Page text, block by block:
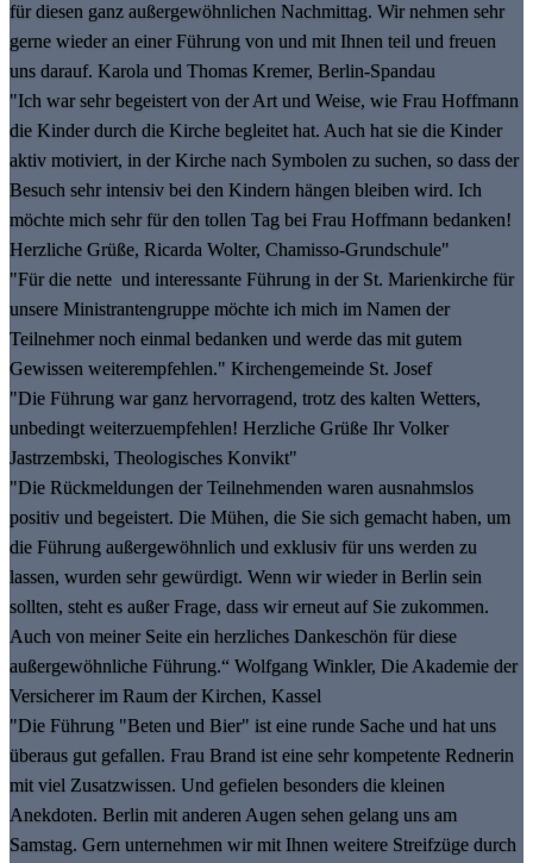
für diesen ganz außergewöhnlichen Nachmittag. Wir nehmen sehr
gerne wieder an einer Führung von und mit Ihnen teil und freuen
uns darauf. Karola und Thomas Kremer, Berlin-Spandau
"Ich war sehr begeistert von der Art und Weise, wie Frau Hoffmann
die Kinder durch die Kirche begleitet hat. Auch hat sie die Kinder
aktiv motiviert, in der Kirche nach Symbolen zu suchen, so dass der
Besuch sehr intensiv bei den Kindern hängen bleiben wird. Ich
möchte mich sehr für den tollen Tag bei Frau Hoffmann bedanken!
Herzliche Grüße, Ricarda Wolter, Chamisso-Grundschule"
"Für die nette und interessante Führung in der St. Marienkirche für
unsere Ministrantengruppe möchte ich mich im Namen der
Teilnehmer noch einmal bedanken und werde das mit gutem
Gewissen weiterempfehlen." Kirchengemeinde St. Josef
"Die Führung war ganz hervorragend, trotz des kalten Wetters,
unbedingt weiterzuempfehlen! Herzliche Grüße Ihr Volker
Jastrzembski, Theologisches Konvikt"
"Die Rückmeldungen der Teilnehmenden waren ausnahmslos
positiv und begeistert. Die Mühen, die Sie sich gemacht haben, um
die Führung außergewöhnlich und exklusiv für uns werden zu
lassen, wurden sehr gewürdigt. Wenn wir wieder in Berlin sein
sollten, steht es außer Frage, dass wir erneut auf Sie zukommen.
Auch von meiner Seite ein herzliches Dankeschön für diese
außergewöhnliche Führung.“ Wolfgang Winkler, Die Akademie der
Versicherer im Raum der Kirchen, Kassel
"Die Führung "Beten und Bier" ist eine runde Sache und hat uns
überaus gut gefallen. Frau Brand ist eine sehr kompetente Rednerin
mit viel Zusatzwissen. Und gefielen besonders die kleinen
Anekdoten. Berlin mit anderen Augen sehen gelang uns am
Samstag. Gern unternehmen wir mit Ihnen weitere Streifzüge durch